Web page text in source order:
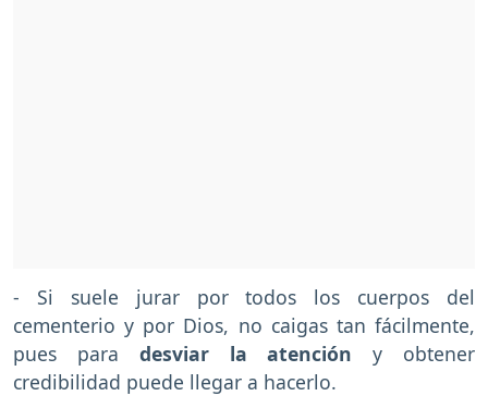
- Si suele jurar por todos los cuerpos del
cementerio y por Dios, no caigas tan fácilmente,
pues para desviar la atención y obtener
credibilidad puede llegar a hacerlo.